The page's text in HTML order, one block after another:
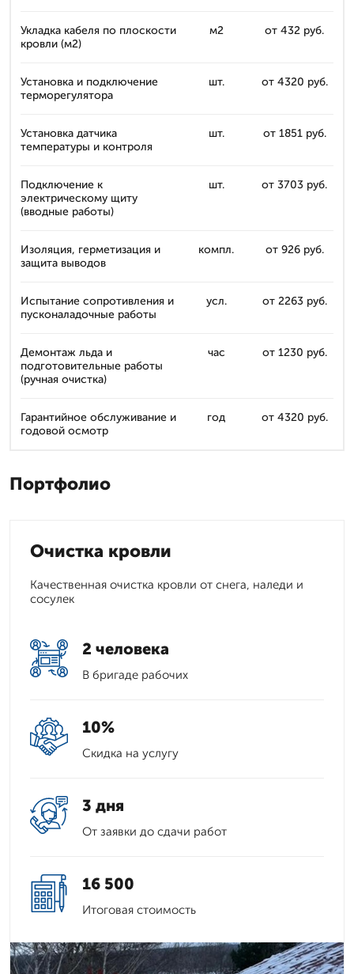
Укладка кабеля по плоскости
кровли (м2)
м2 от 432 руб.
Установка и подключение
терморегулятора
шт. от 4320 руб.
Установка датчика
температуры и контроля
шт. от 1851 руб.
Подключение к
электрическому щиту
(вводные работы)
шт. от 3703 руб.
Изоляция, герметизация и
защита выводов
компл. от 926 руб.
Испытание сопротивления и
пусконаладочные работы
усл. от 2263 руб.
Демонтаж льда и
подготовительные работы
(ручная очистка)
час от 1230 руб.
Гарантийное обслуживание и
годовой осмотр
год от 4320 руб.
Портфолио
Очистка кровли
Качественная очистка кровли от снега, наледи и
сосулек
2 человека
В бригаде рабочих
10%
Скидка на услугу
3 дня
От заявки до сдачи работ
16 500
Итоговая стоимость